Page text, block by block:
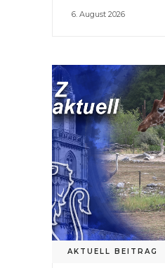
6. August 2026
AKTUELL BEITRAG